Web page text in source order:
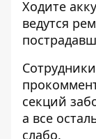
Ходите
ведутся
секций
а все
слабо.